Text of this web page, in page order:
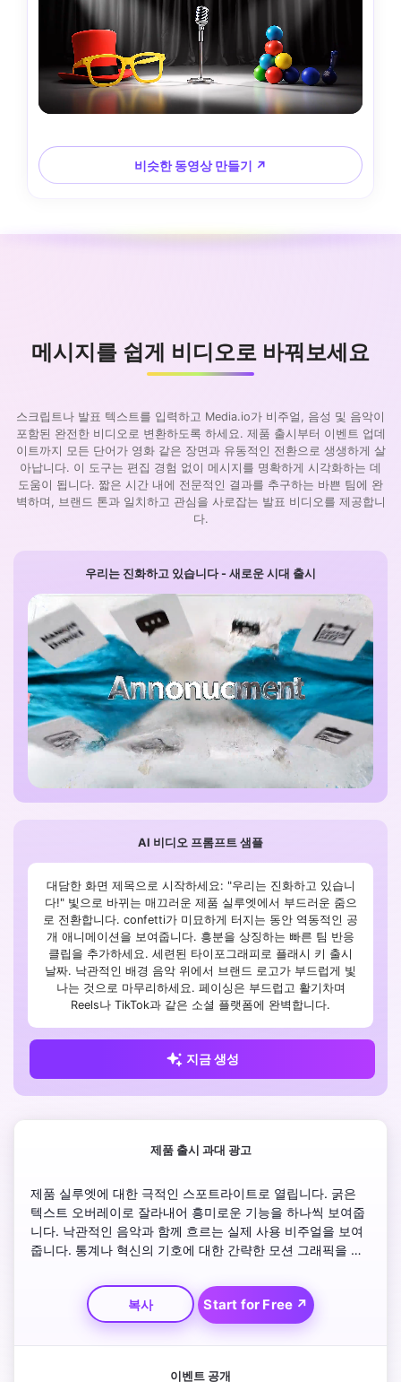
비슷한 동영상 만들기 ↗
메시지를 쉽게 비디오로 바꿔보세요
스크립트나 발표 텍스트를 입력하고 Media.io가 비주얼, 음성 및 음악이
포함된 완전한 비디오로 변환하도록 하세요. 제품 출시부터 이벤트 업데
이트까지 모든 단어가 영화 같은 장면과 유동적인 전환으로 생생하게 살
아납니다. 이 도구는 편집 경험 없이 메시지를 명확하게 시각화하는 데
도움이 됩니다. 짧은 시간 내에 전문적인 결과를 추구하는 바쁜 팀에 완
벽하며, 브랜드 톤과 일치하고 관심을 사로잡는 발표 비디오를 제공합니
다.
AI 비디오 프롬프트 샘플
대담한 화면 제목으로 시작하세요: "우리는 진화하고 있습니
다!" 빛으로 바뀌는 매끄러운 제품 실루엣에서 부드러운 줌으
로 전환합니다. confetti가 미묘하게 터지는 동안 역동적인 공
개 애니메이션을 보여줍니다. 흥분을 상징하는 빠른 팀 반응
클립을 추가하세요. 세련된 타이포그래피로 플래시 키 출시
날짜. 낙관적인 배경 음악 위에서 브랜드 로고가 부드럽게 빛
나는 것으로 마무리하세요. 페이싱은 부드럽고 활기차며
Reels나 TikTok과 같은 소셜 플랫폼에 완벽합니다.
지금 생성
우리는 진화하고 있습니다 - 새로운 시대 출시
제품 출시 과대 광고
제품 실루엣에 대한 극적인 스포트라이트로 열립니다. 굵은
텍스트 오버레이로 잘라내어 흥미로운 기능을 하나씩 보여줍
니다. 낙관적인 음악과 함께 흐르는 실제 사용 비주얼을 보여
줍니다. 통계나 혁신의 기호에 대한 간략한 모션 그래픽을 추
촉구와 브랜드 로고 페이드아웃으로 마무리합니다.
복사
Start for Free ↗
이벤트 공개